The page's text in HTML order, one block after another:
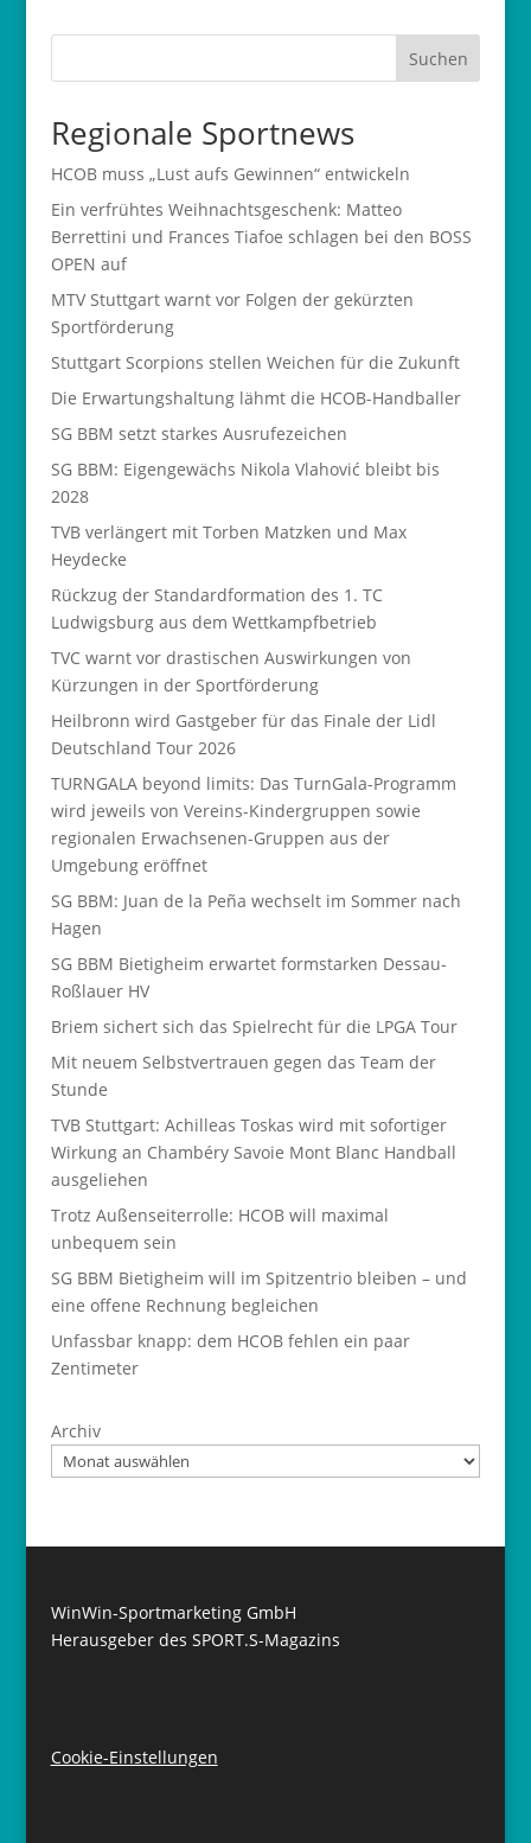
Suchen
Regionale Sportnews
HCOB muss „Lust aufs Gewinnen“ entwickeln
Ein verfrühtes Weihnachtsgeschenk: Matteo
Berrettini und Frances Tiafoe schlagen bei den BOSS
OPEN auf
MTV Stuttgart warnt vor Folgen der gekürzten
Sportförderung
Stuttgart Scorpions stellen Weichen für die Zukunft
Die Erwartungshaltung lähmt die HCOB-Handballer
SG BBM setzt starkes Ausrufezeichen
SG BBM: Eigengewächs Nikola Vlahović bleibt bis
2028
TVB verlängert mit Torben Matzken und Max
Heydecke
Rückzug der Standardformation des 1. TC
Ludwigsburg aus dem Wettkampfbetrieb
TVC warnt vor drastischen Auswirkungen von
Kürzungen in der Sportförderung
Heilbronn wird Gastgeber für das Finale der Lidl
Deutschland Tour 2026
TURNGALA beyond limits: Das TurnGala-Programm
wird jeweils von Vereins-Kindergruppen sowie
regionalen Erwachsenen-Gruppen aus der
Umgebung eröffnet
SG BBM: Juan de la Peña wechselt im Sommer nach
Hagen
SG BBM Bietigheim erwartet formstarken Dessau-
Roßlauer HV
Briem sichert sich das Spielrecht für die LPGA Tour
Mit neuem Selbstvertrauen gegen das Team der
Stunde
TVB Stuttgart: Achilleas Toskas wird mit sofortiger
Wirkung an Chambéry Savoie Mont Blanc Handball
ausgeliehen
Trotz Außenseiterrolle: HCOB will maximal
unbequem sein
SG BBM Bietigheim will im Spitzentrio bleiben – und
eine offene Rechnung begleichen
Unfassbar knapp: dem HCOB fehlen ein paar
Zentimeter
Archiv
WinWin-Sportmarketing GmbH
Herausgeber des SPORT.S-Magazins
Cookie-Einstellungen